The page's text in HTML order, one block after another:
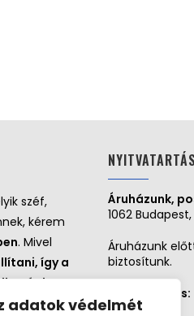
adatok védelmét
széf,
kérem
. Mivel
így a
NYITVATARTÁS
Áruházunk,
1062
Áruházunk
biztosítunk.
Nyitva tartás: